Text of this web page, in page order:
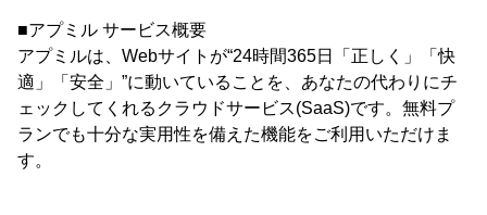
■アプミル サービス概要
アプミルは、Webサイトが“24時間365日「正しく」「快
適」「安全」”に動いていることを、あなたの代わりにチ
ェックしてくれるクラウドサービス(SaaS)です。無料プ
ランでも十分な実用性を備えた機能をご利用いただけま
す。